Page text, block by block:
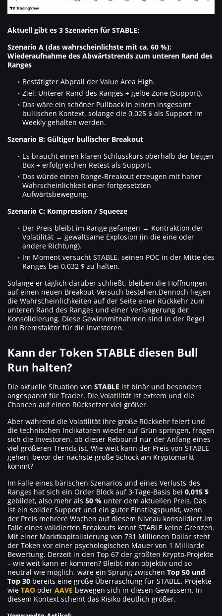
Aktuell gibt es 3 Szenarien für STABLE:
Szenario A (das wahrscheinlichste mit ca. 60 %):
Wiederaufnahme des Abwärtstrends zum unteren Rand des
Ranges
Bestätigter Abprall der Value Area High.
Ziel: Unterer Rand des Ranges + gelbe Zone (Support).
Das wäre ein schöner Pullback in einem insgesamt
bullischen Kontext, solange die 0,025 $ als Support im
Weekly gehalten werden.
Szenario B: Gültiger bullischer Breakout
Es braucht einen klaren Schlusskurs oberhalb der beigen
Box + erfolgreichen Retest als Support.
Das würde einen Range-Breakout erzeugen mit hoher
Wahrscheinlichkeit einer fortgesetzten
Aufwärtsbewegung.
Szenario C: Kompression / Squeeze
Der Preis bleibt im Range gefangen → Kontraktion der
Volatilität → gewaltsame Explosion (in die eine oder
andere Richtung).
Im Moment versucht STABLE, seinen POC in der Mitte des
Ranges bei 0,032 $ zu halten.
Solange er täglich darüber schließt, bleiben die Hoffnungen
auf einen neuen Breakout-Versuch bestehen.Dennoch liegen
die Wahrscheinlichkeiten auf der Seite einer Rückkehr zum
unteren Rand des Ranges und einer Verlängerung der
Konsolidierung. Diese Gewinnmitnahmen sind in der Regel
ein Bremsfaktor für die Investoren.
Kann der Token STABLE diesen Bull
Run halten?
Die aktuelle Situation von STABLE ist binär und besonders
angespannt für Trader. Die Volatilität ist extrem und die
Chancen auf einen Rücksetzer viel größer.
Aber während die Volatilität ihre große Rückkehr feiert und
die technischen Indikatoren wieder auf Grün springen, fragen
sich die Investoren, ob dieser Rebound nur der Anfang eines
viel größeren Trends ist. Wie weit kann der Preis von STABLE
gehen, bevor der nächste große Schock am Kryptomarkt
kommt?
Im Falle eines bärischen Szenarios und eines Verlusts des
Ranges hat sich ein Order Block auf 3-Tage-Basis bei 0,015 $
gebildet, also mehr als 50 % unter dem aktuellen Preis. Das
ist ein solider Support und ein guter Einstiegspunkt, wenn
der Preis mehrere Wochen auf diesem Niveau konsolidiert.Im
Falle eines validierten Breakouts kennt STABLE keine Grenzen.
Mit einer Marktkapitalisierung von 731 Millionen Dollar steht
der Token vor einer psychologischen Mauer von 1 Milliarde
Bewertung. Derzeit in den Top 67 der größten Krypto-Projekte
– wie weit kann er kommen? Bleibt man objektiv und so
neutral wie möglich, wäre ein Sprung zwischen Top 50 und
Top 30 bereits eine große Überraschung für STABLE. Projekte
wie TAO oder AAVE bewegen sich in diesen Gewässern. In
diesem Kontext scheint das Risiko deutlich größer.